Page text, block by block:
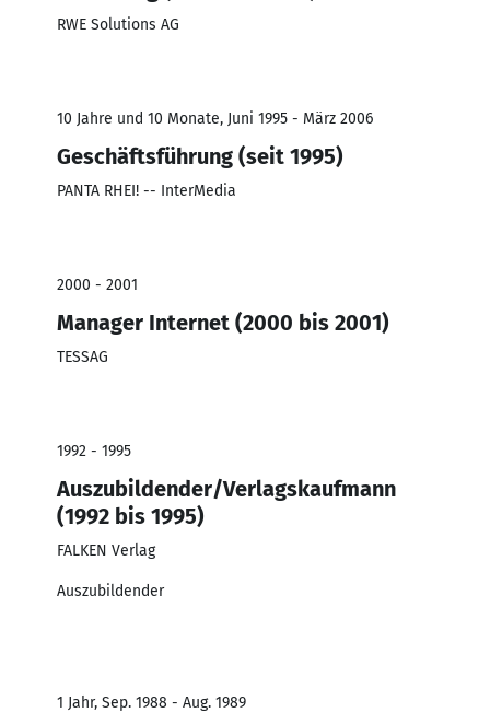
RWE Solutions AG
10 Jahre und 10 Monate, Juni 1995 - März 2006
Geschäftsführung (seit 1995)
PANTA RHEI! -- InterMedia
2000 - 2001
Manager Internet (2000 bis 2001)
TESSAG
1992 - 1995
Auszubildender/Verlagskaufmann
(1992 bis 1995)
FALKEN Verlag
Auszubildender
1 Jahr, Sep. 1988 - Aug. 1989